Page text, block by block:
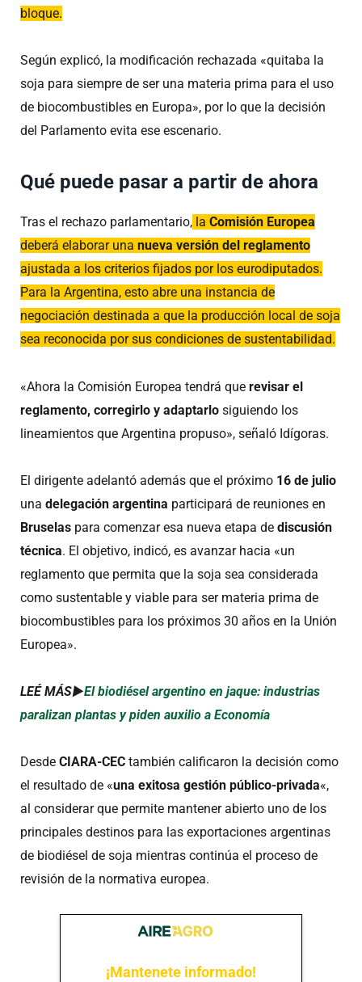
bloque.
Según explicó, la modificación rechazada «quitaba la
soja para siempre de ser una materia prima para el uso
de biocombustibles en Europa», por lo que la decisión
del Parlamento evita ese escenario.
Qué puede pasar a partir de ahora
Tras el rechazo parlamentario, la Comisión Europea
deberá elaborar una nueva versión del reglamento
ajustada a los criterios fijados por los eurodiputados.
Para la Argentina, esto abre una instancia de
negociación destinada a que la producción local de soja
sea reconocida por sus condiciones de sustentabilidad.
«Ahora la Comisión Europea tendrá que revisar el
reglamento, corregirlo y adaptarlo siguiendo los
lineamientos que Argentina propuso», señaló Idígoras.
El dirigente adelantó además que el próximo 16 de julio
una delegación argentina participará de reuniones en
Bruselas para comenzar esa nueva etapa de discusión
técnica. El objetivo, indicó, es avanzar hacia «un
reglamento que permita que la soja sea considerada
como sustentable y viable para ser materia prima de
biocombustibles para los próximos 30 años en la Unión
Europea».
LEÉ MÁS►El biodiésel argentino en jaque: industrias
paralizan plantas y piden auxilio a Economía
Desde CIARA-CEC también calificaron la decisión como
el resultado de «una exitosa gestión público-privada«,
al considerar que permite mantener abierto uno de los
principales destinos para las exportaciones argentinas
de biodiésel de soja mientras continúa el proceso de
revisión de la normativa europea.
¡Mantenete informado!